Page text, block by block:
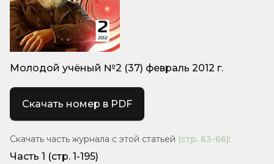
Молодой учёный №2 (37) февраль 2012 г.
Скачать номер в PDF
Скачать часть журнала с этой статьей (стр. 63-66):
Часть 1 (стр. 1-195)